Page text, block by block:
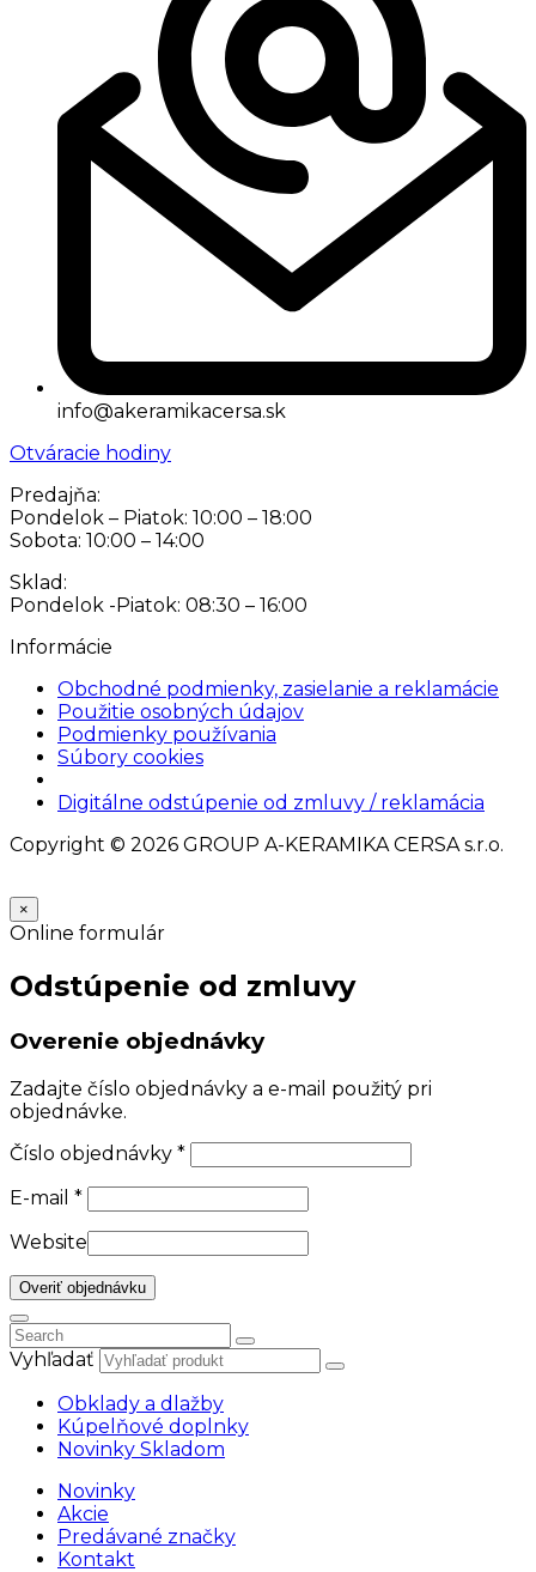
info@akeramikacersa.sk
Otváracie hodiny
Predajňa:
Pondelok – Piatok: 10:00 – 18:00
Sobota: 10:00 – 14:00
Sklad:
Pondelok -Piatok: 08:30 – 16:00
Informácie
Obchodné podmienky, zasielanie a reklamácie
Použitie osobných údajov
Podmienky používania
Súbory cookies
Digitálne odstúpenie od zmluvy / reklamácia
Copyright © 2026 GROUP A-KERAMIKA CERSA s.r.o.
×
Online formulár
Odstúpenie od zmluvy
Overenie objednávky
Zadajte číslo objednávky a e-mail použitý pri
objednávke.
Číslo objednávky *
E-mail *
Website
Overiť objednávku
Vyhľadať
Obklady a dlažby
Kúpelňové doplnky
Novinky Skladom
Novinky
Akcie
Predávané značky
Kontakt